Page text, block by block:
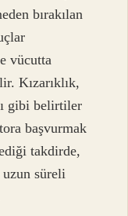
bırakılan
vücutta
Kızarıklık,
gibi belirtiler
başvurmak
takdirde,
uzun süreli